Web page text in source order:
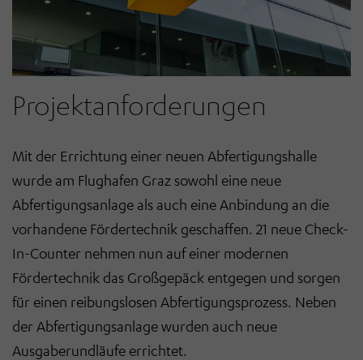
Projektanforderungen
Mit der Errichtung einer neuen Abfertigungshalle
wurde am Flughafen Graz sowohl eine neue
Abfertigungsanlage als auch eine Anbindung an die
vorhandene Fördertechnik geschaffen. 21 neue Check-
In-Counter nehmen nun auf einer modernen
Fördertechnik das Großgepäck entgegen und sorgen
für einen reibungslosen Abfertigungsprozess. Neben
der Abfertigungsanlage wurden auch neue
Ausgaberundläufe errichtet.